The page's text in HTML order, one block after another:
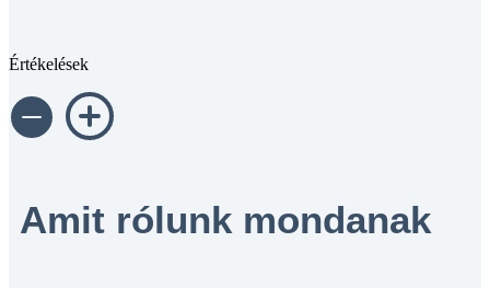
Értékelések
Amit rólunk mondanak